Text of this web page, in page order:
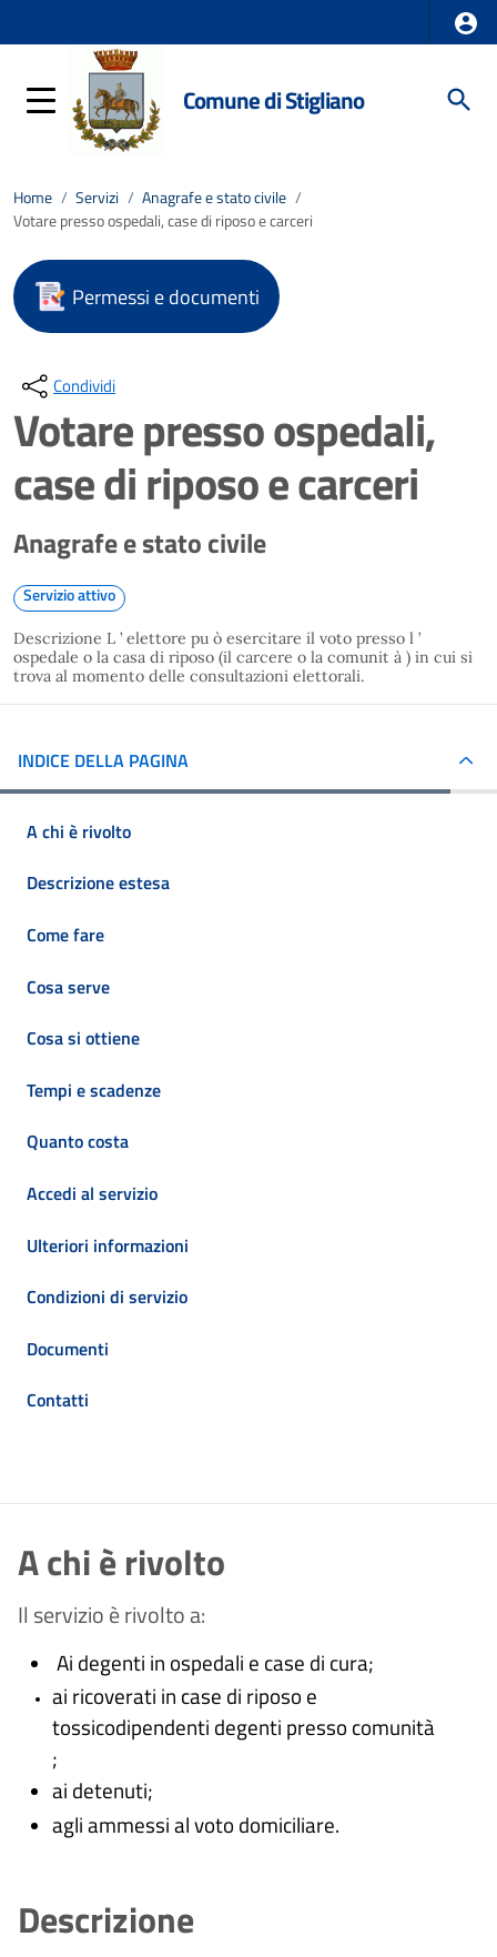
Comune di Stigliano
Home / Servizi / Anagrafe e stato civile /
Votare presso ospedali, case di riposo e carceri
Permessi e documenti
Condividi
Votare presso ospedali,
case di riposo e carceri
Anagrafe e stato civile
Servizio attivo
Descrizione L ’ elettore pu ò esercitare il voto presso l ’
ospedale o la casa di riposo (il carcere o la comunit à ) in cui si
trova al momento delle consultazioni elettorali.
INDICE DELLA PAGINA
A chi è rivolto
Descrizione estesa
Come fare
Cosa serve
Cosa si ottiene
Tempi e scadenze
Quanto costa
Accedi al servizio
Ulteriori informazioni
Condizioni di servizio
Documenti
Contatti
A chi è rivolto
Il servizio è rivolto a:
Ai degenti in ospedali e case di cura;
ai ricoverati in case di riposo e
tossicodipendenti degenti presso comunità
;
ai detenuti;
agli ammessi al voto domiciliare.
Descrizione